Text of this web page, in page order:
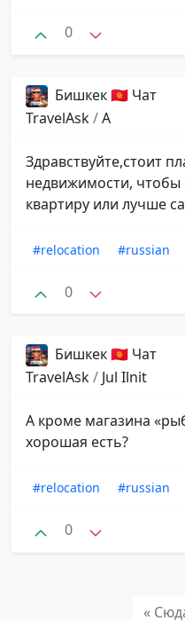
0
Бишкек 🇰🇬 Чат
TravelAsk/A
Здравствуйте,стоит
недвижимости,
квартиру или лучше
#relocation #russian
0
Бишкек 🇰🇬 Чат
TravelAsk/ Jul Ilnit
А кроме магазина
хорошая есть?
#relocation #russian
0
«